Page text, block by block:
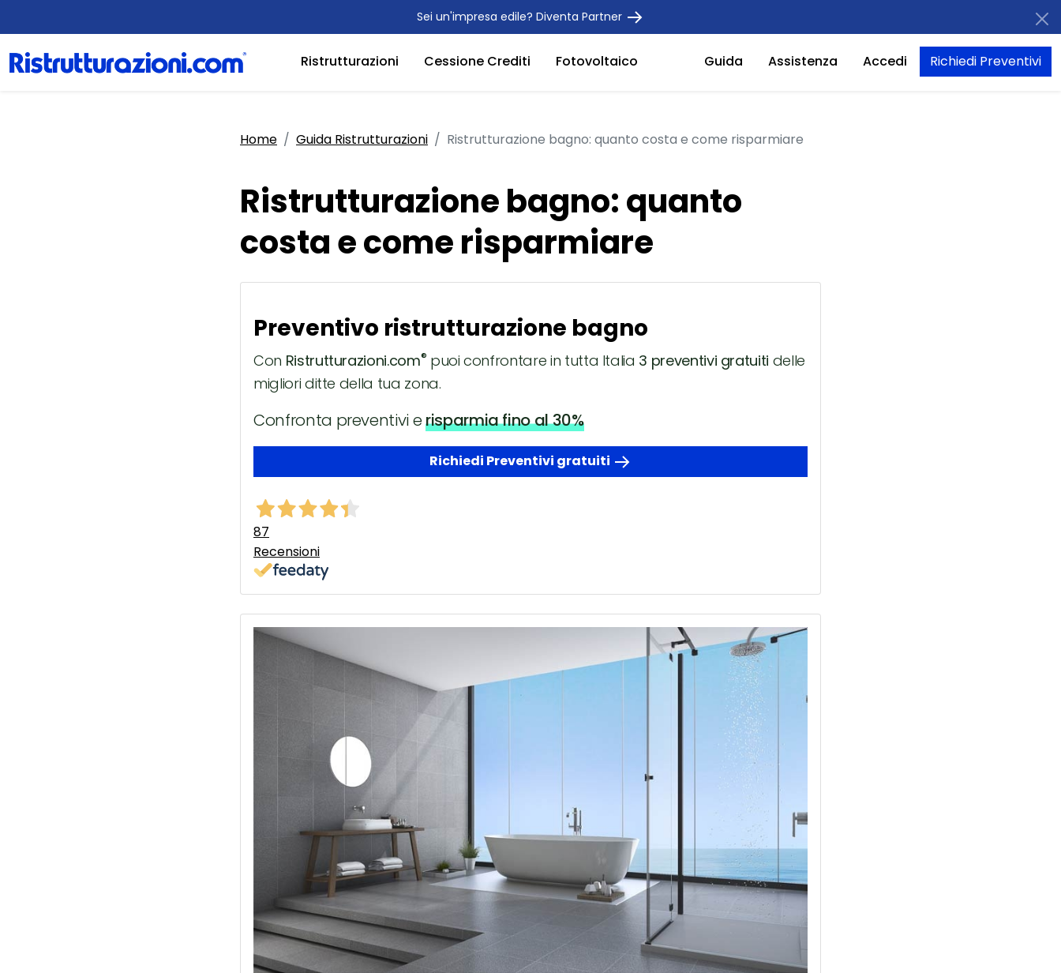
Sei un'impresa edile? Diventa Partner
Ristrutturazioni Cessione Crediti Fotovoltaico Guida Assistenza Accedi Richiedi Preventivi
Home Guida Ristrutturazioni Ristrutturazione bagno: quanto costa e come risparmiare
Ristrutturazione bagno: quanto
costa e come risparmiare
Preventivo ristrutturazione bagno
Con Ristrutturazioni.com® puoi confrontare in tutta Italia 3 preventivi gratuiti delle
migliori ditte della tua zona.
Confronta preventivi erisparmia fino al 30%
Richiedi Preventivi gratuiti
87
Recensioni